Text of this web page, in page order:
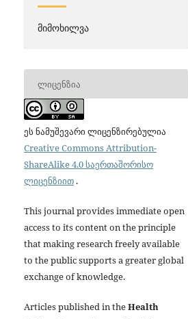
მიმოხილვა
ᲚᲘᲪᲔᲜᲖᲘᲐ
ეს ნამუშევარი ლიცენზირებულია
Creative Commons Attribution-
ShareAlike 4.0 საერთაშორისო
ლიცენზიით .
This journal provides immediate open
access to its content on the principle
that making research freely available
to the public supports a greater global
exchange of knowledge.
Articles published in theHealth